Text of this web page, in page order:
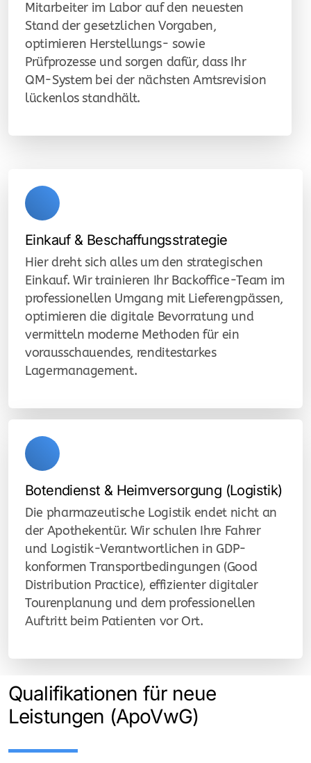
Mitarbeiter im Labor auf den neuesten
Stand der gesetzlichen Vorgaben,
optimieren Herstellungs- sowie
Prüfprozesse und sorgen dafür, dass Ihr
QM-System bei der nächsten Amtsrevision
lückenlos standhält.
Einkauf & Beschaffungsstrategie
Hier dreht sich alles um den strategischen
Einkauf. Wir trainieren Ihr Backoffice-Team im
professionellen Umgang mit Lieferengpässen,
optimieren die digitale Bevorratung und
vermitteln moderne Methoden für ein
vorausschauendes, renditestarkes
Lagermanagement.
Botendienst & Heimversorgung (Logistik)
Die pharmazeutische Logistik endet nicht an
der Apothekentür. Wir schulen Ihre Fahrer
und Logistik-Verantwortlichen in GDP-
konformen Transportbedingungen (Good
Distribution Practice), effizienter digitaler
Tourenplanung und dem professionellen
Auftritt beim Patienten vor Ort.
Qualifikationen für neue
Leistungen (ApoVwG)